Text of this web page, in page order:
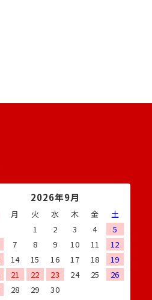
2026年9月
月 火 水 木 金
土
1
2 3 4
5
7 8 9 10 11
12
14 15 16 17 18
19
21 22 23 24 25
26
28 29 30